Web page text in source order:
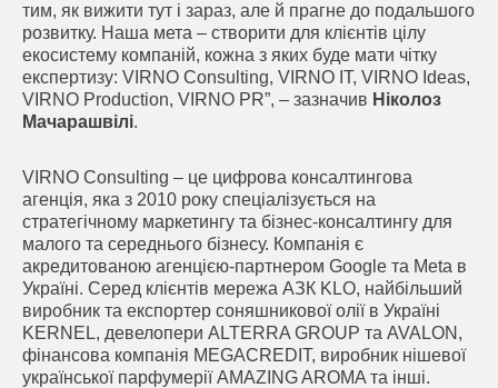
тим, як вижити тут і зараз, але й прагне до подальшого
розвитку. Наша мета – створити для клієнтів цілу
екосистему компаній, кожна з яких буде мати чітку
експертизу: VIRNO Consulting, VIRNO IT, VIRNO Ideas,
VIRNO Production, VIRNO PR”, – зазначив Ніколоз
Мачарашвілі.
VIRNO Consulting – це цифрова консалтингова
агенція, яка з 2010 року спеціалізується на
стратегічному маркетингу та бізнес-консалтингу для
малого та середнього бізнесу. Компанія є
акредитованою агенцією-партнером Google та Meta в
Україні. Серед клієнтів мережа АЗК KLO, найбільший
виробник та експортер соняшникової олії в Україні
KERNEL, девелопери ALTERRA GROUP та AVALON,
фінансова компанія MEGACREDIT, виробник нішевої
української парфумерії AMAZING AROMA та інші.